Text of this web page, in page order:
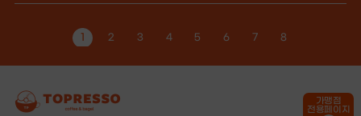
가맹점
전용페이지